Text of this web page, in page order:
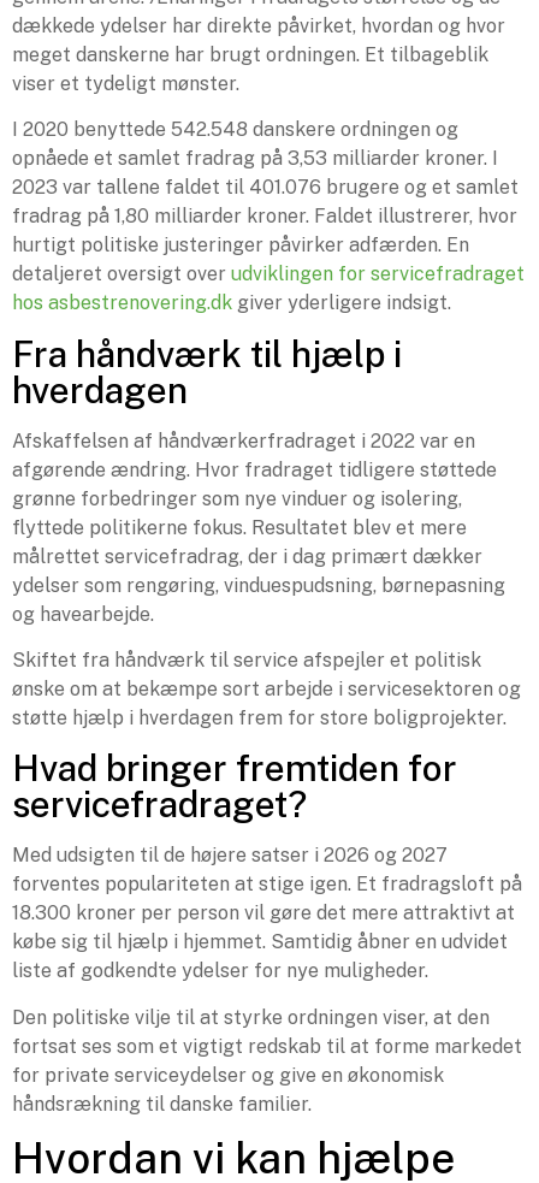
dækkede ydelser har direkte påvirket, hvordan og hvor
meget danskerne har brugt ordningen. Et tilbageblik
viser et tydeligt mønster.
I 2020 benyttede 542.548 danskere ordningen og
opnåede et samlet fradrag på 3,53 milliarder kroner. I
2023 var tallene faldet til 401.076 brugere og et samlet
fradrag på 1,80 milliarder kroner. Faldet illustrerer, hvor
hurtigt politiske justeringer påvirker adfærden. En
detaljeret oversigt over udviklingen for servicefradraget
hos asbestrenovering.dk giver yderligere indsigt.
Fra håndværk til hjælp i
hverdagen
Afskaffelsen af håndværkerfradraget i 2022 var en
afgørende ændring. Hvor fradraget tidligere støttede
grønne forbedringer som nye vinduer og isolering,
flyttede politikerne fokus. Resultatet blev et mere
målrettet servicefradrag, der i dag primært dækker
ydelser som rengøring, vinduespudsning, børnepasning
og havearbejde.
Skiftet fra håndværk til service afspejler et politisk
ønske om at bekæmpe sort arbejde i servicesektoren og
støtte hjælp i hverdagen frem for store boligprojekter.
Hvad bringer fremtiden for
servicefradraget?
Med udsigten til de højere satser i 2026 og 2027
forventes populariteten at stige igen. Et fradragsloft på
18.300 kroner per person vil gøre det mere attraktivt at
købe sig til hjælp i hjemmet. Samtidig åbner en udvidet
liste af godkendte ydelser for nye muligheder.
Den politiske vilje til at styrke ordningen viser, at den
fortsat ses som et vigtigt redskab til at forme markedet
for private serviceydelser og give en økonomisk
håndsrækning til danske familier.
Hvordan vi kan hjælpe